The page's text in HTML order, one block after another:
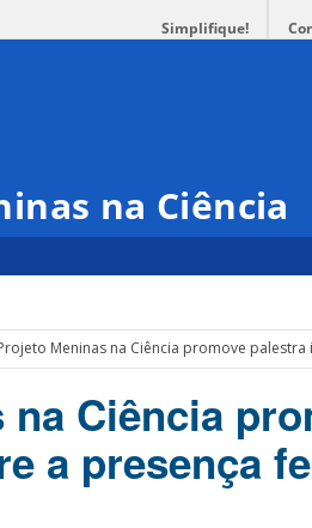
Simplifique!
na Ciência
Meninas na Ciência promove
Ciência
a presença